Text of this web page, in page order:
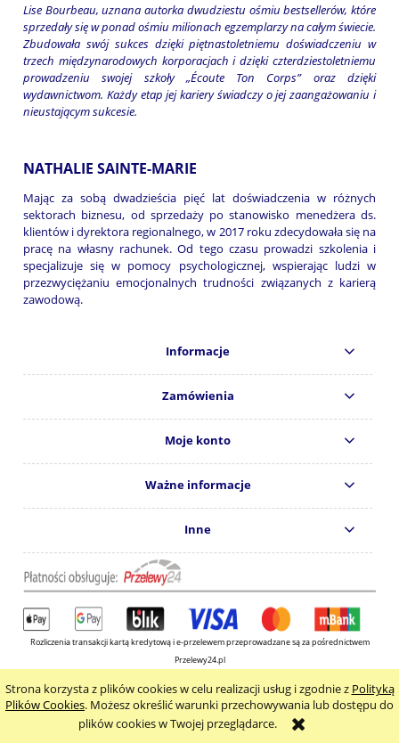
Strona korzysta z plików cookies w celu realizacji usług i zgodnie z Polityką
Plików Cookies. Możesz określić warunki przechowywania lub dostępu do
plików cookies w Twojej przeglądarce.
Lise Bourbeau, uznana autorka dwudziestu ośmiu bestsellerów, które
sprzedały się w ponad ośmiu milionach egzemplarzy na całym świecie.
Zbudowała swój sukces dzięki piętnastoletniemu doświadczeniu w
trzech międzynarodowych korporacjach i dzięki czterdziestoletniemu
prowadzeniu swojej szkoły „Écoute Ton Corps” oraz dzięki
wydawnictwom. Każdy etap jej kariery świadczy o jej zaangażowaniu i
nieustającym sukcesie.
NATHALIE SAINTE-MARIE
Mając za sobą dwadzieścia pięć lat doświadczenia w różnych
sektorach biznesu, od sprzedaży po stanowisko menedżera ds.
klientów i dyrektora regionalnego, w 2017 roku zdecydowała się na
pracę na własny rachunek. Od tego czasu prowadzi szkolenia i
specjalizuje się w pomocy psychologicznej, wspierając ludzi w
przezwyciężaniu emocjonalnych trudności związanych z karierą
zawodową.
Informacje
Zamówienia
Moje konto
Ważne informacje
Inne
Rozliczenia transakcji kartą kredytową i e-przelewem przeprowadzane są za pośrednictwem
Przelewy24.pl
pokaż pełną wersję strony
Sklep internetowy Shoper.pl